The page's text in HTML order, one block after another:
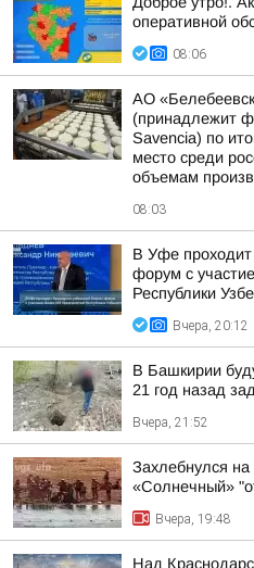
оперативной
08:06
АО
(принадлежит
Savencia) по
место среди
объемам
08:03
В Уфе проходит
форум с
Республики
Вчера, 20:12
В Башкирии
21 год назад
Вчера, 21:52
Захлебнулся
«Солнечный»
Вчера, 19:48
Над